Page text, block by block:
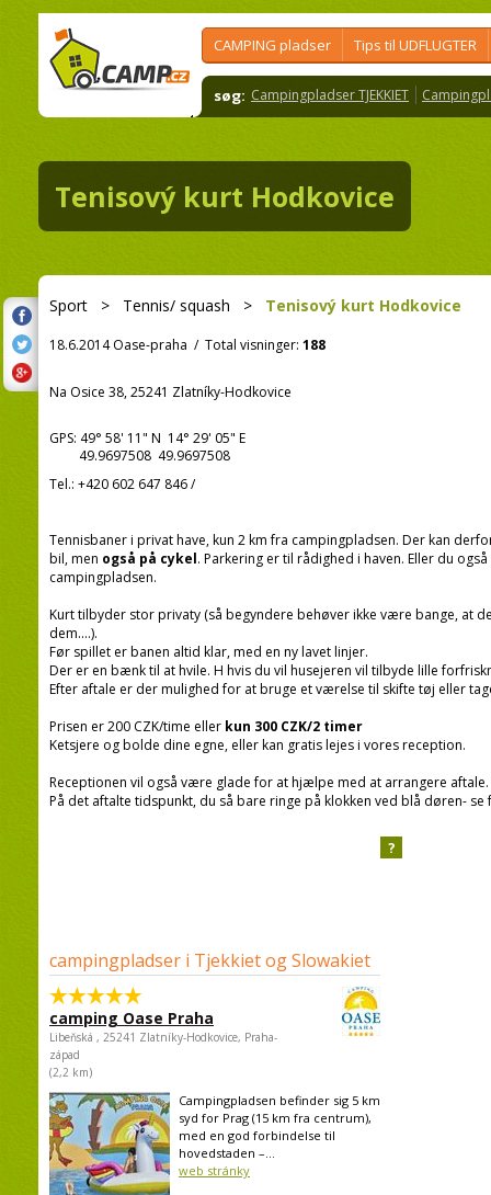
CAMPING pladser Tips til UDFLUGTER
søg: Campingpladser TJEKKIET
Tenisový kurt Hodkovice
Sport > Tennis/ squash > Tenisový kurt Hodkovice
18.6.2014 Oase-praha / Total visninger: 188
Na Osice 38, 25241 Zlatníky-Hodkovice
GPS: 49° 58' 11" N 14° 29' 05" E
49.9697508 49.9697508
Tel.: +420 602 647 846/
Tennisbaner i privat have, kun 2 km fra campingpladsen. Der kan
bil, men også på cykel. Parkering er til rådighed i haven. Eller du
campingpladsen.
Kurt tilbyder stor privaty (så begyndere behøver ikke være bange, at
dem....).
Før spillet er banen altid klar, med en ny lavet linjer.
Der er en bænk til at hvile. H hvis du vil husejeren vil tilbyde lille
Efter aftale er der mulighed for at bruge et værelse til skifte tøj eller
Prisen er 200 CZK/time eller kun 300 CZK/2 timer
Ketsjere og bolde dine egne, eller kan gratis lejes i vores reception.
Receptionen vil også være glade for at hjælpe med at arrangere aftale.
På det aftalte tidspunkt, du så bare ringe på klokken ved blå døren-
campingpladser i Tjekkiet og Slowakiet
camping Oase Praha
Libeňská , 25241 Zlatníky-Hodkovice, Praha-
západ
(2,2 km)
Campingpladsen befinder sig 5 km
syd for Prag (15 km fra centrum),
med en god forbindelse til
hovedstaden –...
web stránky
?